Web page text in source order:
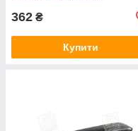
362 ₴
Купити